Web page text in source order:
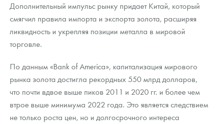
Дополнительный импульс рынку придает Китай, который
смягчил правила импорта и экспорта золота, расширяя
ликвидность и укрепляя позиции металла в мировой
торговле.
По данным «Bank of America», капитализация мирового
рынка золота достигла рекордных 550 млрд долларов,
что почти вдвое выше пиков 2011 и 2020 гг. и более чем
втрое выше минимума 2022 года. Это является следствием
не только роста цен, но и долгосрочного интереса